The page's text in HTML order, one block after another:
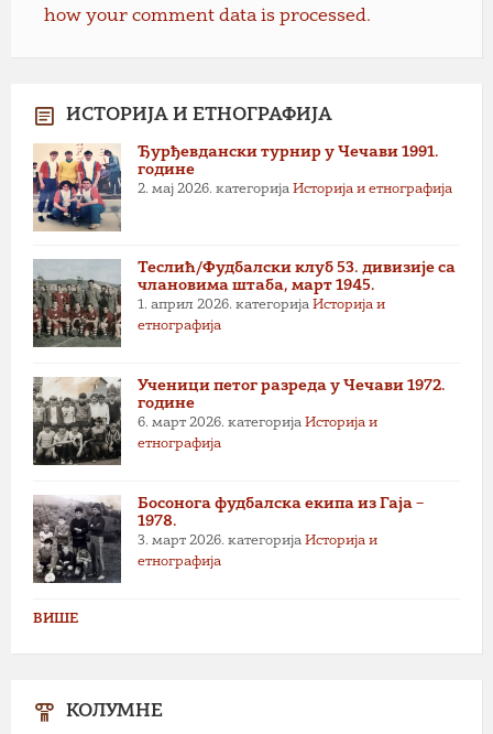
how your comment data is processed.
ИСТОРИЈА И ЕТНОГРАФИЈА
Ђурђевдански турнир у Чечави 1991.
године
2. мај 2026. категорија Историја и етнографија
Теслић/Фудбалски клуб 53. дивизије са
члановима штаба, март 1945.
1. април 2026. категорија Историја и
етнографија
Ученици петог разреда у Чечави 1972.
године
6. март 2026. категорија Историја и
етнографија
Босонога фудбалска екипа из Гаја –
1978.
3. март 2026. категорија Историја и
етнографија
ВИШЕ
КОЛУМНЕ